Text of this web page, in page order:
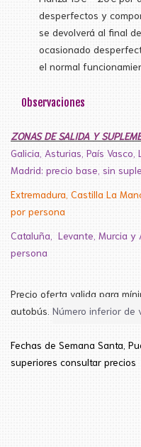
desperfectos y
se devolverá al final
ocasionado
el normal
Observaciones
ZONAS DE SALIDA Y
Galicia, Asturias, País Vasco,
Madrid: precio base, sin
Extremadura, Castilla La
por persona
Cataluña,
Levante, Murcia
persona
Precio oferta valida para
autobús. Número inferior de
Fechas de Semana Santa ,
superiores consultar precios